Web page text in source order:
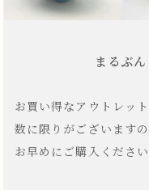
まるぶ
お買い得なアウトレッ
数に限りがございます
お早めにご購入ください